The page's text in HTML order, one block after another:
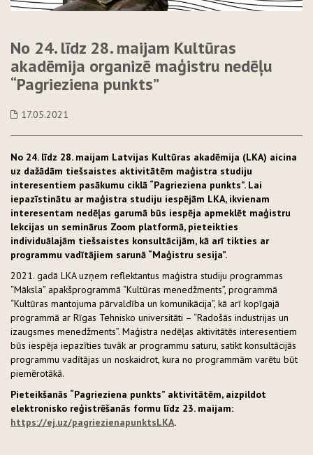
No 24. līdz 28. maijam Kultūras
akadēmija organizē maģistru nedēļu
“Pagrieziena punkts”
17.05.2021
No 24. līdz 28. maijam Latvijas Kultūras akadēmija (LKA) aicina
uz dažādām tiešsaistes aktivitātēm maģistra studiju
interesentiem pasākumu ciklā “Pagrieziena punkts”. Lai
iepazīstinātu ar maģistra studiju iespējām LKA, ikvienam
interesentam nedēļas garumā būs iespēja apmeklēt maģistru
lekcijas un seminārus Zoom platformā, pieteikties
individuālajām tiešsaistes konsultācijām, kā arī tikties ar
programmu vadītājiem sarunā “Maģistru sesija”.
2021. gadā LKA uzņem reflektantus maģistra studiju programmas
“Māksla” apakšprogrammā “Kultūras menedžments”, programmā
“Kultūras mantojuma pārvaldība un komunikācija”, kā arī kopīgajā
programmā ar Rīgas Tehnisko universitāti – “Radošās industrijas un
izaugsmes menedžments”. Maģistra nedēļas aktivitātēs interesentiem
būs iespēja iepazīties tuvāk ar programmu saturu, satikt konsultācijās
programmu vadītājas un noskaidrot, kura no programmām varētu būt
piemērotākā.
Pieteikšanās “Pagrieziena punkts” aktivitātēm, aizpildot
elektronisko reģistrēšanās formu līdz 23. maijam:
https://ej.uz/pagriezienapunktsLKA.